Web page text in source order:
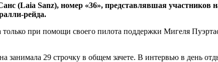
(Laia Sanz), номер «36», представлявшая участников
рейда.
при помощи своего пилота поддержки Мигеля
занимала 29 строчку в общем зачете. В интервью в день